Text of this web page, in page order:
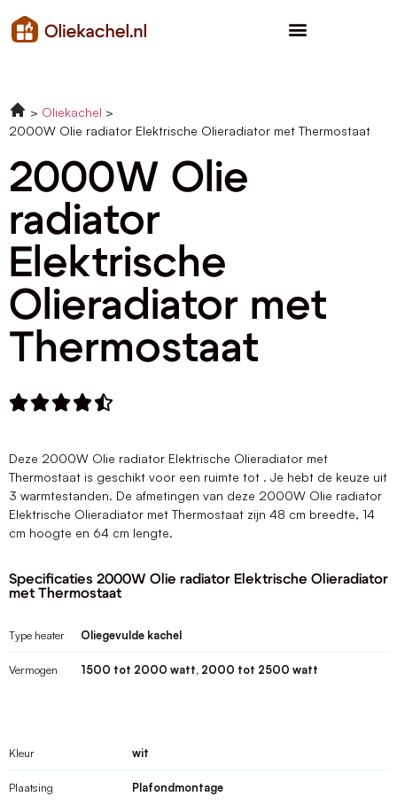
Oliekachel
2000W Olie radiator Elektrische Olieradiator met Thermostaat
2000W Olie
radiator
Elektrische
Olieradiator met
Thermostaat

Deze 2000W Olie radiator Elektrische Olieradiator met
Thermostaat is geschikt voor een ruimte tot . Je hebt de keuze uit
3 warmtestanden. De afmetingen van deze 2000W Olie radiator
Elektrische Olieradiator met Thermostaat zijn 48 cm breedte, 14
cm hoogte en 64 cm lengte.
Specificaties 2000W Olie radiator Elektrische Olieradiator
met Thermostaat
Type heater Oliegevulde kachel
Vermogen 1500 tot 2000 watt, 2000 tot 2500 watt
Kleur wit
Plaatsing Plafondmontage